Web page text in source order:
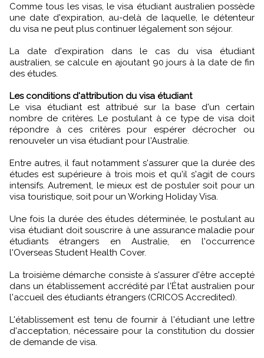
Comme tous les visas, le visa étudiant australien possède
une date d'expiration, au-delà de laquelle, le détenteur
du visa ne peut plus continuer légalement son séjour.
La date d'expiration dans le cas du visa étudiant
australien, se calcule en ajoutant 90 jours à la date de fin
des études.
Les conditions d'attribution du visa étudiant
Le visa étudiant est attribué sur la base d'un certain
nombre de critères. Le postulant à ce type de visa doit
répondre à ces critères pour espérer décrocher ou
renouveler un visa étudiant pour l'Australie.
Entre autres, il faut notamment s'assurer que la durée des
études est supérieure à trois mois et qu'il s'agit de cours
intensifs. Autrement, le mieux est de postuler soit pour un
visa touristique, soit pour un Working Holiday Visa.
Une fois la durée des études déterminée, le postulant au
visa étudiant doit souscrire à une assurance maladie pour
étudiants étrangers en Australie, en l'occurrence
l'Overseas Student Health Cover.
La troisième démarche consiste à s'assurer d'être accepté
dans un établissement accrédité par l'État australien pour
l'accueil des étudiants étrangers (CRICOS Accredited).
L'établissement est tenu de fournir à l'étudiant une lettre
d'acceptation, nécessaire pour la constitution du dossier
de demande de visa.